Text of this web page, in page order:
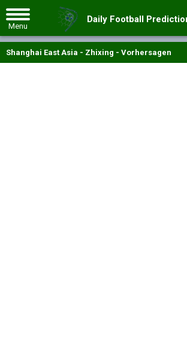
Daily Football
Shanghai East Asia - Zhixing - Vorhersagen